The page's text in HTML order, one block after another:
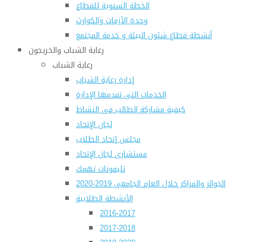
الخطة السنوية للقطاع
وحدة الأزمات والكوارث
أنشطة قطاع شئون البيئة و خدمة المجتمع
رعاية الشباب والخريجون
رعاية الشباب
إدارة رعاية الشباب
الخدمات التى تقدمها الإدارة
كيفية مشاركة الطالب فى النشاط
لجان الإتحاد
مجلس إتحاد الطلاب
مستشارى لجان الإتحاد
تليفونات تهمك
الجوائز والمراكز خلال العام الجامعى 2019-2020
الأنشطة الطلابية
2016-2017
2017-2018